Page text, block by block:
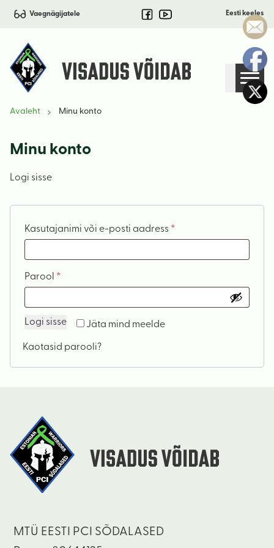
Vaegnägijatele Eesti keeles
Avaleht Minu konto
Minu konto
Logi sisse
Kasutajanimi või e-posti aadress *
Parool *
Jäta mind meelde
Logi sisse
Kaotasid parooli?
MTÜ EESTI PCI SÕDALASED